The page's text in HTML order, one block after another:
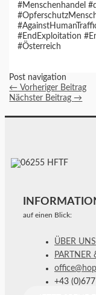
#Menschenhandel
#EndExploitation
#Österreich
Post navigation
← Vorheriger Beitrag
Nächster Beitrag→
auf einen Blick:
ÜBER UNS
PARTNER
+43